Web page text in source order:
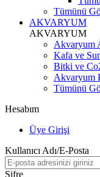
Tümünü
AKVARYUM
AKVARYUM
Akvaryum
Kafa ve
Bitki ve
Akvaryum
Tümünü
Hesabım
Üye Girişi
Kullanıcı Adı/E-Posta
Şifre